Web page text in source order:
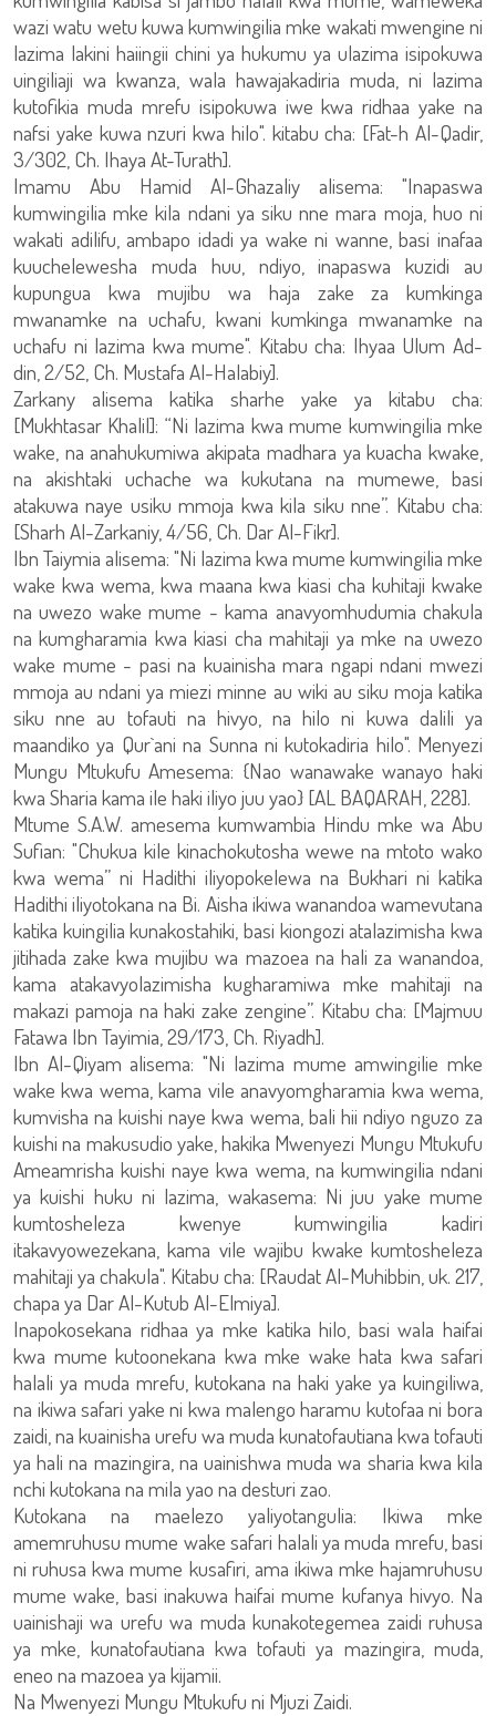
wazi watu wetu kuwa kumwingilia mke wakati mwengine ni
lazima lakini haiingii chini ya hukumu ya ulazima isipokuwa
uingiliaji wa kwanza, wala hawajakadiria muda, ni lazima
kutofikia muda mrefu isipokuwa iwe kwa ridhaa yake na
nafsi yake kuwa nzuri kwa hilo". kitabu cha: [Fat-h Al-Qadir,
3/302, Ch. Ihaya At-Turath].
Imamu Abu Hamid Al-Ghazaliy alisema: "Inapaswa
kumwingilia mke kila ndani ya siku nne mara moja, huo ni
wakati adilifu, ambapo idadi ya wake ni wanne, basi inafaa
kuuchelewesha muda huu, ndiyo, inapaswa kuzidi au
kupungua kwa mujibu wa haja zake za kumkinga
mwanamke na uchafu, kwani kumkinga mwanamke na
uchafu ni lazima kwa mume". Kitabu cha: Ihyaa Ulum Ad-
din, 2/52, Ch. Mustafa Al-Halabiy].
Zarkany alisema katika sharhe yake ya kitabu cha:
[Mukhtasar Khalil]: “Ni lazima kwa mume kumwingilia mke
wake, na anahukumiwa akipata madhara ya kuacha kwake,
na akishtaki uchache wa kukutana na mumewe, basi
atakuwa naye usiku mmoja kwa kila siku nne”. Kitabu cha:
[Sharh Al-Zarkaniy, 4/56, Ch. Dar Al-Fikr].
Ibn Taiymia alisema: "Ni lazima kwa mume kumwingilia mke
wake kwa wema, kwa maana kwa kiasi cha kuhitaji kwake
na uwezo wake mume - kama anavyomhudumia chakula
na kumgharamia kwa kiasi cha mahitaji ya mke na uwezo
wake mume - pasi na kuainisha mara ngapi ndani mwezi
mmoja au ndani ya miezi minne au wiki au siku moja katika
siku nne au tofauti na hivyo, na hilo ni kuwa dalili ya
maandiko ya Qur`ani na Sunna ni kutokadiria hilo". Menyezi
Mungu Mtukufu Amesema: {Nao wanawake wanayo haki
kwa Sharia kama ile haki iliyo juu yao} [AL BAQARAH, 228].
Mtume S.A.W. amesema kumwambia Hindu mke wa Abu
Sufian: "Chukua kile kinachokutosha wewe na mtoto wako
kwa wema” ni Hadithi iliyopokelewa na Bukhari ni katika
Hadithi iliyotokana na Bi. Aisha ikiwa wanandoa wamevutana
katika kuingilia kunakostahiki, basi kiongozi atalazimisha kwa
jitihada zake kwa mujibu wa mazoea na hali za wanandoa,
kama atakavyolazimisha kugharamiwa mke mahitaji na
makazi pamoja na haki zake zengine”. Kitabu cha: [Majmuu
Fatawa Ibn Tayimia, 29/173, Ch. Riyadh].
Ibn Al-Qiyam alisema: "Ni lazima mume amwingilie mke
wake kwa wema, kama vile anavyomgharamia kwa wema,
kumvisha na kuishi naye kwa wema, bali hii ndiyo nguzo za
kuishi na makusudio yake, hakika Mwenyezi Mungu Mtukufu
Ameamrisha kuishi naye kwa wema, na kumwingilia ndani
ya kuishi huku ni lazima, wakasema: Ni juu yake mume
kumtosheleza kwenye kumwingilia kadiri
itakavyowezekana, kama vile wajibu kwake kumtosheleza
mahitaji ya chakula". Kitabu cha: [Raudat Al-Muhibbin, uk. 217,
chapa ya Dar Al-Kutub Al-Elmiya].
Inapokosekana ridhaa ya mke katika hilo, basi wala haifai
kwa mume kutoonekana kwa mke wake hata kwa safari
halali ya muda mrefu, kutokana na haki yake ya kuingiliwa,
na ikiwa safari yake ni kwa malengo haramu kutofaa ni bora
zaidi, na kuainisha urefu wa muda kunatofautiana kwa tofauti
ya hali na mazingira, na uainishwa muda wa sharia kwa kila
nchi kutokana na mila yao na desturi zao.
Kutokana na maelezo yaliyotangulia: Ikiwa mke
amemruhusu mume wake safari halali ya muda mrefu, basi
ni ruhusa kwa mume kusafiri, ama ikiwa mke hajamruhusu
mume wake, basi inakuwa haifai mume kufanya hivyo. Na
uainishaji wa urefu wa muda kunakotegemea zaidi ruhusa
ya mke, kunatofautiana kwa tofauti ya mazingira, muda,
eneo na mazoea ya kijamii.
Na Mwenyezi Mungu Mtukufu ni Mjuzi Zaidi.